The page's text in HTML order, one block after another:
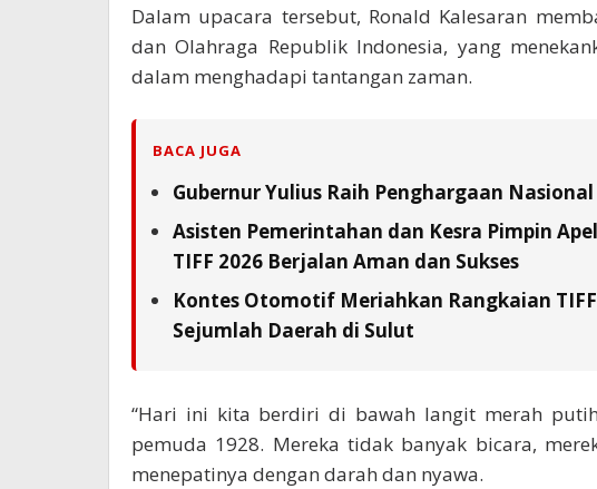
Dalam upacara tersebut, Ronald Kalesaran
dan Olahraga Republik Indonesia, yang
dalam menghadapi tantangan zaman.
BACA JUGA
Gubernur Yulius Raih Penghargaan
Asisten Pemerintahan dan Kesra Pimpin
TIFF 2026 Berjalan Aman dan Sukses
Kontes Otomotif Meriahkan Rangkaian
Sejumlah Daerah di Sulut
“Hari ini kita berdiri di bawah langit merah
pemuda 1928. Mereka tidak banyak bicara,
menepatinya dengan darah dan nyawa.